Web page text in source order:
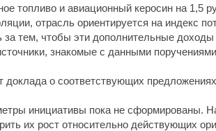
топливо и авиационный керосин на 1,5
отрасль ориентируется на индекс
за тем, чтобы эти дополнительные
знакомые с данными
доклада о соответствующих
инициативы пока не сформированы.
их рост относительно действующих